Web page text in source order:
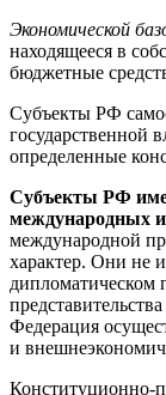
Экономической
находящееся в
бюджетные
Субъекты РФ
государственной
определенные
Субъекты РФ
международных и
международной
характер. Они не
дипломатическом
Федерация
и
Конституционно-